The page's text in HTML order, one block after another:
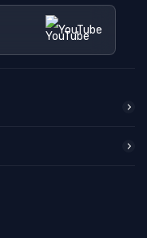
YouTube